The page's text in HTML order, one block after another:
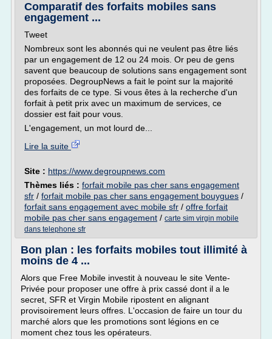
Comparatif des forfaits mobiles sans
engagement ...
Tweet
Nombreux sont les abonnés qui ne veulent pas être liés
par un engagement de 12 ou 24 mois. Or peu de gens
savent que beaucoup de solutions sans engagement sont
proposées. DegroupNews a fait le point sur la majorité
des forfaits de ce type. Si vous êtes à la recherche d'un
forfait à petit prix avec un maximum de services, ce
dossier est fait pour vous.
L'engagement, un mot lourd de...
Lire la suite
Site : https://www.degroupnews.com
Thèmes liés : forfait mobile pas cher sans engagement
sfr / forfait mobile pas cher sans engagement bouygues /
forfait sans engagement avec mobile sfr / offre forfait
mobile pas cher sans engagement / carte sim virgin mobile
dans telephone sfr
Bon plan : les forfaits mobiles tout illimité à
moins de 4 ...
Alors que Free Mobile investit à nouveau le site Vente-
Privée pour proposer une offre à prix cassé dont il a le
secret, SFR et Virgin Mobile ripostent en alignant
provisoirement leurs offres. L'occasion de faire un tour du
marché alors que les promotions sont légions en ce
moment chez tous les opérateurs.